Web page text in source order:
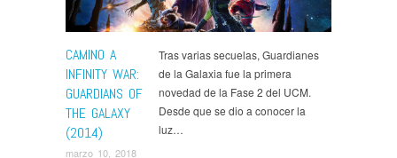
CAMINO A
INFINITY WAR:
GUARDIANS OF
THE GALAXY
(2014)
marzo 10, 2018
Tras varias secuelas, Guardianes
de la Galaxia fue la primera
novedad de la Fase 2 del UCM.
Desde que se dio a conocer la
luz…